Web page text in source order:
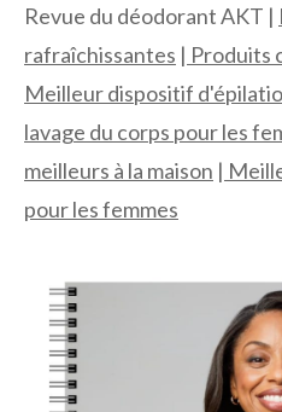
Revue du déodorant AKT |
rafraîchissantes | Produits
Meilleur dispositif
lavage du corps pour les
meilleurs à la maison |
pour les femmes